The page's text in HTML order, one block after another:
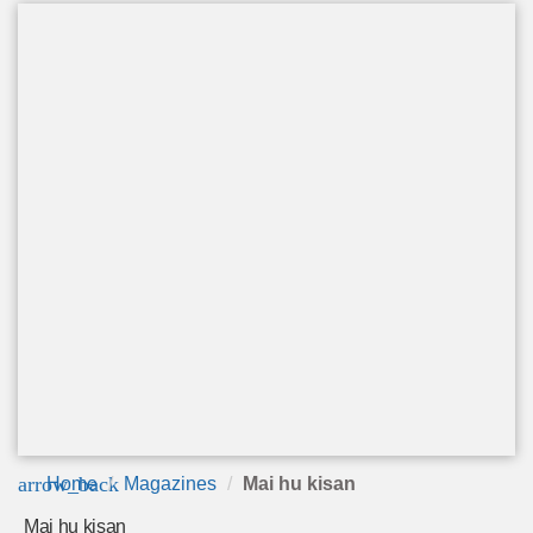
arrow_back
Home Magazines Mai hu kisan
Mai hu kisan